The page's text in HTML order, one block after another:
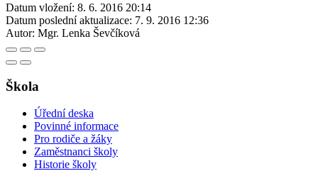
Datum vložení: 8. 6. 2016 20:14
Datum poslední aktualizace: 7. 9. 2016 12:36
Autor: Mgr. Lenka Ševčíková
Škola
Úřední deska
Povinné informace
Pro rodiče a žáky
Zaměstnanci školy
Historie školy